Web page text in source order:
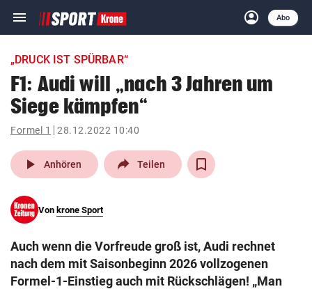
menu Navigation
ein-/ausklappen
account_circle
Anmelden
Abo
close Schließen
account_circle Anmelden
pin_drop
Wien arrow_right
search
eingeben
„DRUCK IST SPÜRBAR“
F1: Audi will „nach 3 Jahren um
Siege kämpfen“
Formel 1 28.12.2022 10:40
play_arrow Anhören Teilen
Von krone Sport
Auch wenn die Vorfreude groß ist, Audi rechnet
nach dem mit Saisonbeginn 2026 vollzogenen
Formel-1-Einstieg auch mit Rückschlägen! „Man